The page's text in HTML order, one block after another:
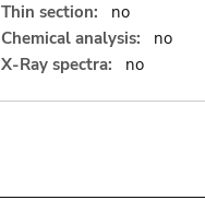
Thin section:
no
Chemical analysis:
no
X-Ray spectra:
no